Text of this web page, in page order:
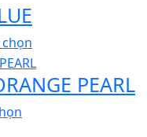
thể.
Các
tùy
chọn
có
này
có
nhiều
biến
thể.
tùy
phẩm
này
có
PEARL